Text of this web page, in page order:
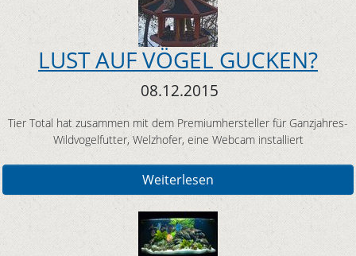
LUST AUF VÖGEL GUCKEN?
08.12.2015
Tier Total hat zusammen mit dem Premiumhersteller für Ganzjahres-
Wildvogelfutter, Welzhofer, eine Webcam installiert
Weiterlesen